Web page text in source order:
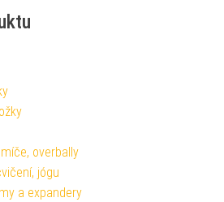
overbally
jógu
a expandery